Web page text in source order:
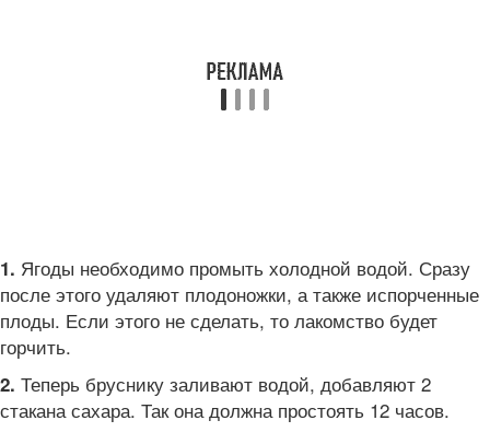
1. Ягоды необходимо промыть холодной водой. Сразу
после этого удаляют плодоножки, а также испорченные
плоды. Если этого не сделать, то лакомство будет
горчить.
2. Теперь бруснику заливают водой, добавляют 2
стакана сахара. Так она должна простоять 12 часов.